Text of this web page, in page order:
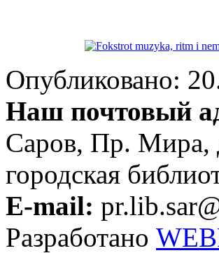
Опубликовано:
Наш почтовый
Саров, Пр. Мира,
городская
E-mail:
Разработано